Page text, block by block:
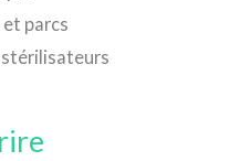
parcs